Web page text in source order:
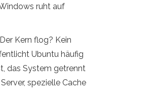
ruht auf
Kern flog? Kein
Ubuntu häufig
das System getrennt
spezielle Cache